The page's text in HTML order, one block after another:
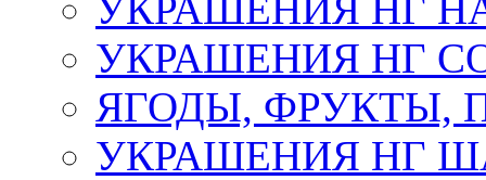
УКРАШЕНИЯ НГ
ЯГОДЫ, ФРУКТЫ,
УКРАШЕНИЯ НГ